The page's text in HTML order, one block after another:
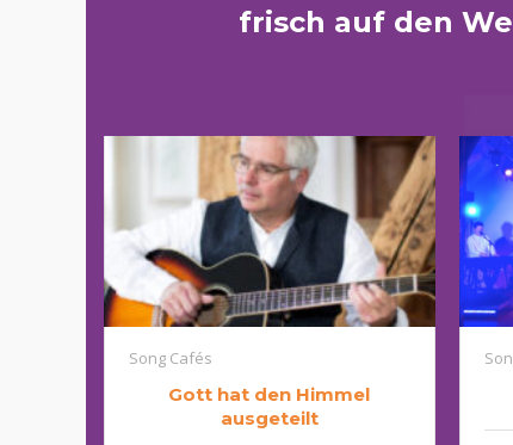
frisch auf den
Song Cafés
Gott hat den Himmel
ausgeteilt